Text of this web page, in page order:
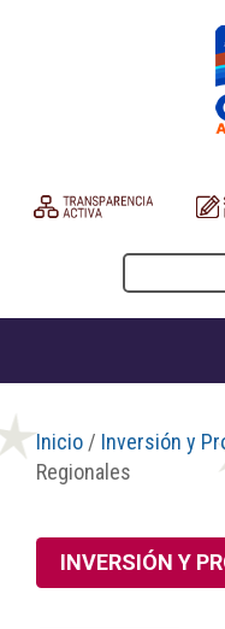
Inicio / Inversión y
Regionales
INVERSIÓN Y